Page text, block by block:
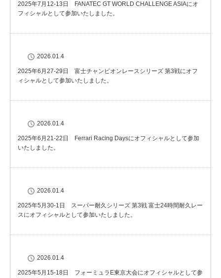
2025年7月12-13日 FANATEC GT WORLD CHALLENGE ASIAにオ
フィシャルとして参加いたしました。
2026.01.4
2025年6月27-29日 富士チャンピオンレースシリーズ 第3戦にオフ
ィシャルとして参加いたしました。
2026.01.4
2025年6月21-22日 Ferrari Racing Daysにオフィシャルとして参加
いたしました。
2026.01.4
2025年5月30-1日 スーパー耐久シリーズ 第3戦 富士24時間耐久レー
スにオフィシャルとして参加いたしました。
2026.01.4
2025年5月15-18日 フォーミュラE東京大会にオフィシャルとして参